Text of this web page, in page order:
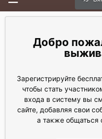
Зарегистрируйте
чтобы стать
входа в систему вы
сайте, добавляя свои
а также общаться